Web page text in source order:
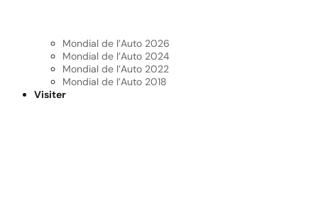
Mondial de l’Auto 2026
Mondial de l’Auto 2024
Mondial de l’Auto 2022
Mondial de l’Auto 2018
Visiter